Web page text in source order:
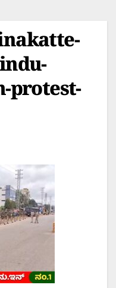
protest-